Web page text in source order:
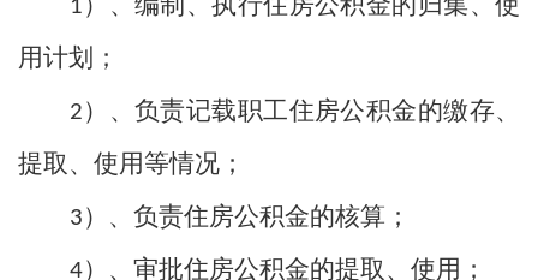
1
用计划；
2）、负责记载职工住房公积金的缴存、
提取、使用等情况；
3）、负责住房公积金的核算；
4）、审批住房公积金的提取、使用；